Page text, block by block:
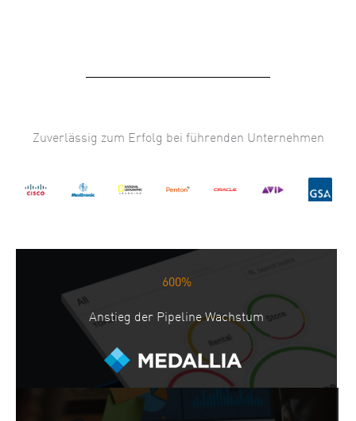
Zuverlässig zum Erfolg bei führenden Unternehmen
600%
Anstieg der Pipeline Wachstum